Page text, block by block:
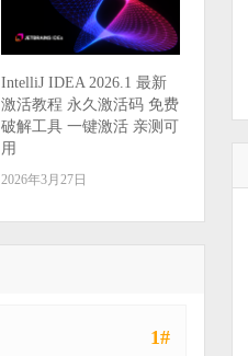
IntelliJ IDEA 2026.1 最新
激活教程 永久激活码 免费
破解工具 一键激活 亲测可
用
2026年3月27日
1#